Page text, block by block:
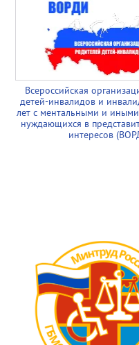
Всероссийская
детей-инвалидов и
лет с ментальными и
нуждающихся в
интересов